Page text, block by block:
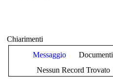
Chiarimenti
Messaggio
Documenti
Nessun Record Trovato